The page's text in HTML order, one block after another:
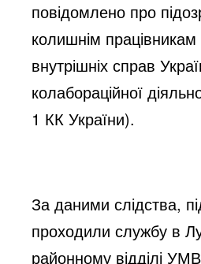
повідомлено про
колишнім працівникам
внутрішніх справ
колабораційної
1 КК України).
За даними слідства,
проходили службу в
районному відділі